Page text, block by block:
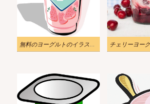
無料のヨーグルトのイラストPNG